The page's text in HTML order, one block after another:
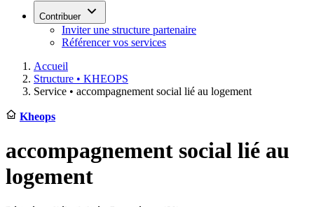
Contribuer
Inviter une structure partenaire
Référencer vos services
Accueil
Structure • KHEOPS
Service • accompagnement social lié au logement
Kheops
accompagnement social lié au
logement